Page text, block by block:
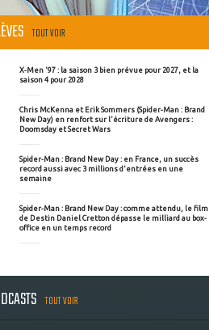
TOUT VOIR
X-Men '97 : la saison 3 bien prévue pour 2027, et la
saison 4 pour 2028
Chris McKenna et Erik Sommers (Spider-Man : Brand
New Day) en renfort sur l'écriture de Avengers :
Doomsday et Secret Wars
Spider-Man : Brand New Day : en France, un succès
record aussi avec 3 millions d'entrées en une
semaine
Spider-Man : Brand New Day : comme attendu, le film
de Destin Daniel Cretton dépasse le milliard au box-
office en un temps record
TOUT VOIR